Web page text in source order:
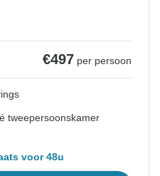
€497 per persoon
tweepersoonskamer
voor 48u